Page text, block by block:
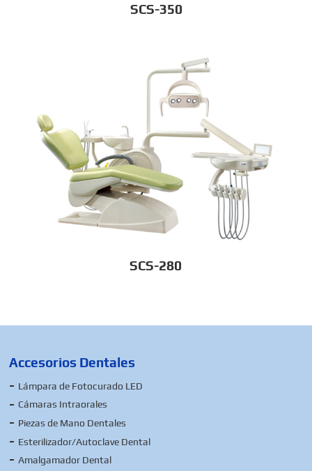
SCS-350
SCS-280
Accesorios Dentales
Lámpara de Fotocurado LED
Cámaras Intraorales
Piezas de Mano Dentales
Esterilizador/Autoclave Dental
Amalgamador Dental